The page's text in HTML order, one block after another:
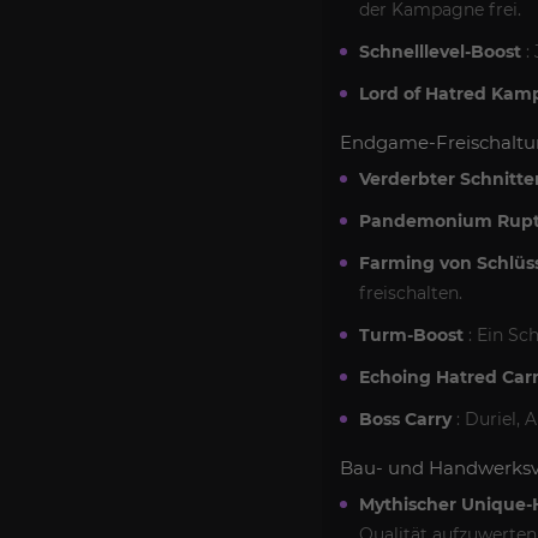
der Kampagne frei.
Schnelllevel-Boost :
Lord of Hatred
Endgame-
Verderbter
Pandemonium
Farming von
freischalten.
Turm-Boost : Ein
Echoing Hatred
Boss Carry: Duriel,
Bau- und
Mythischer